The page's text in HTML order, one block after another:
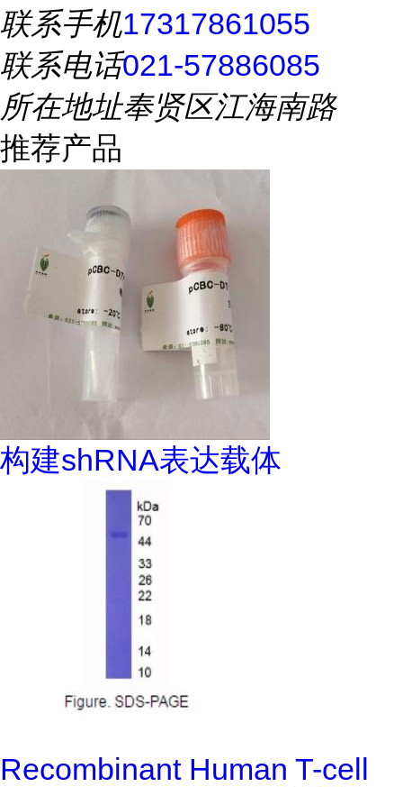
联系手机17317861055
联系电话021-57886085
所在地址奉贤区江海南路
推荐产品
构建shRNA表达载体
Recombinant Human T-cell